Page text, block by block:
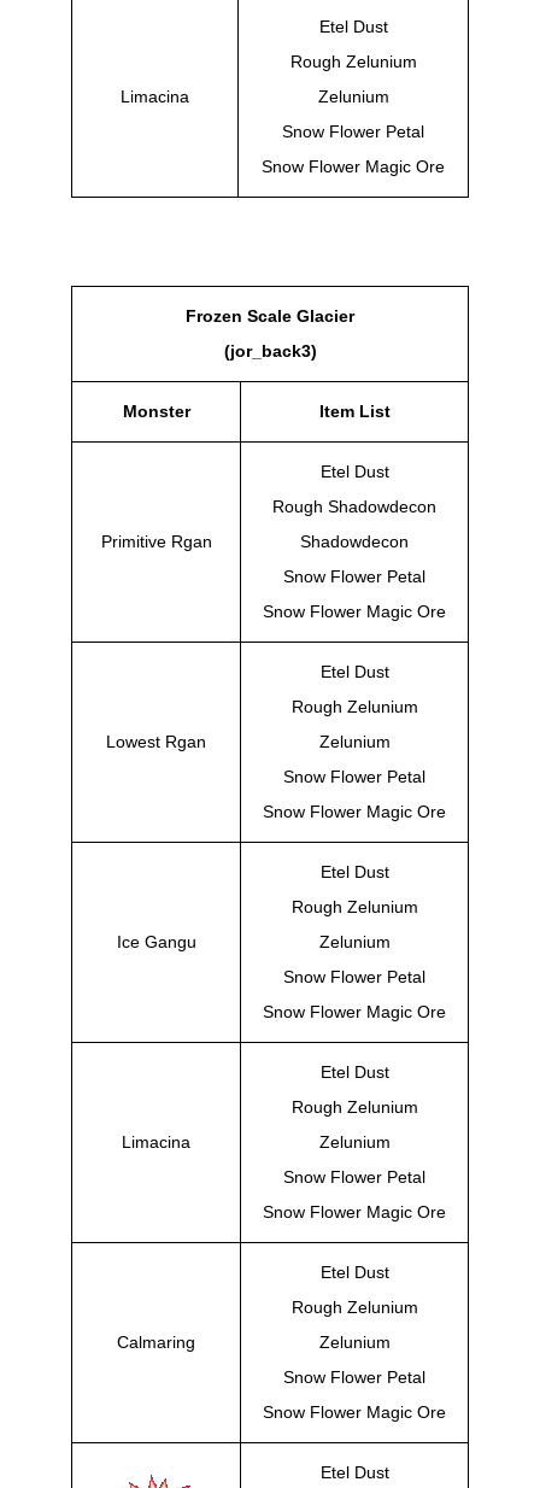
Limacina
Etel Dust
Rough Zelunium
Zelunium
Snow Flower Petal
Snow Flower Magic Ore
Frozen Scale Glacier
(jor_back3)
Monster Item List
Primitive Rgan
Etel Dust
Rough Shadowdecon
Shadowdecon
Snow Flower Petal
Snow Flower Magic Ore
Lowest Rgan
Etel Dust
Rough Zelunium
Zelunium
Snow Flower Petal
Snow Flower Magic Ore
Ice Gangu
Etel Dust
Rough Zelunium
Zelunium
Snow Flower Petal
Snow Flower Magic Ore
Limacina
Etel Dust
Rough Zelunium
Zelunium
Snow Flower Petal
Snow Flower Magic Ore
Calmaring
Etel Dust
Rough Zelunium
Zelunium
Snow Flower Petal
Snow Flower Magic Ore
Etel Dust